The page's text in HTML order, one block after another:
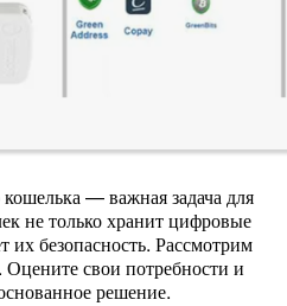
— важная задача для
не только хранит цифровые
их безопасность. Рассмотрим
свои потребности и
решение.